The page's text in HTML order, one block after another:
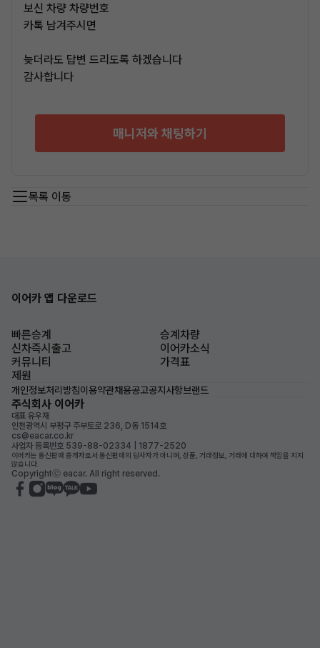
보신 차량 차량번호
카톡 남겨주시면
늦더라도 답변 드리도록 하겠습니다
감사합니다
매니저와 채팅하기
목록 이동
이어카 앱 다운로드
빠른승계
승계차량
신차즉시출고
이어카소식
커뮤니티
가격표
제원
개인정보처리방침이용약관채용공고공지사항브랜드
주식회사 이어카
대표 유우재
인천광역시 부평구 주부토로 236, D동 1514호
cs@eacar.co.kr
사업자 등록번호 539-88-02334 | 1877-2520
이어카는 통신판매 중개자로서 통신판매의 당사자가 아니며, 상품, 거래정보, 거래에 대하여 책임을 지지
않습니다.
Copyrightⓒ eacar. All right reserved.